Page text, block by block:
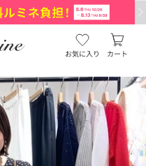
お気に入り カート